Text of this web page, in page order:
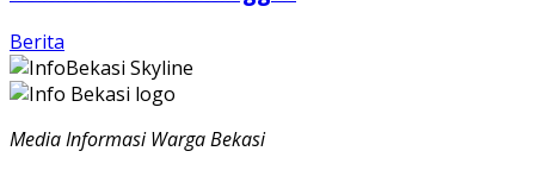
Berita
Media Informasi Warga Bekasi